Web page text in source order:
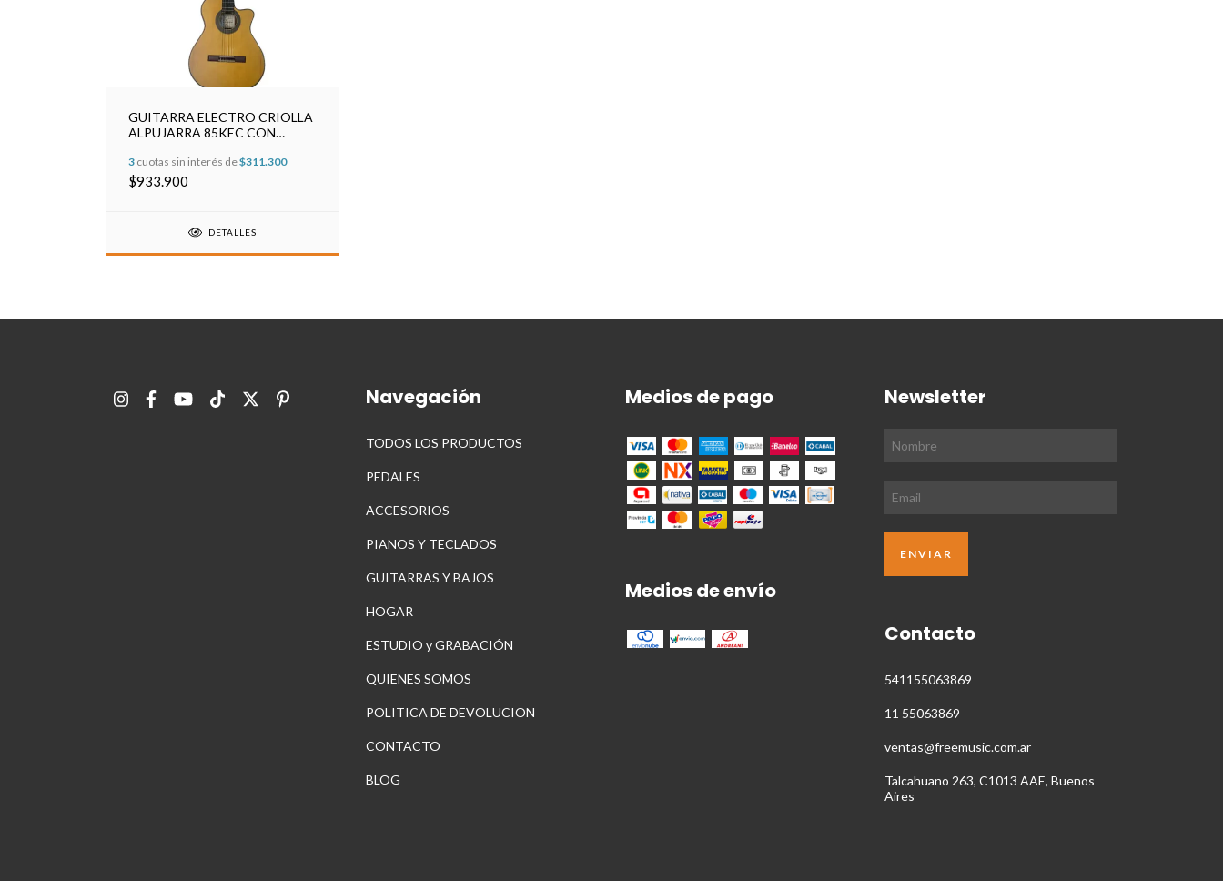
GUITARRA ELECTRO CRIOLLA
ALPUJARRA 85KEC CON
3 cuotas sin interés de$311.300
$933.900
DETALLES
Navegación
TODOS LOS PRODUCTOS
PEDALES
ACCESORIOS
PIANOS Y TECLADOS
GUITARRAS Y BAJOS
HOGAR
ESTUDIO y GRABACIÓN
QUIENES SOMOS
POLITICA DE DEVOLUCION
CONTACTO
BLOG
Medios de pago
Medios de envío
Newsletter
Contacto
541155063869
11 55063869
ventas@freemusic.com.ar
Talcahuano 263, C1013 AAE, Buenos
Aires